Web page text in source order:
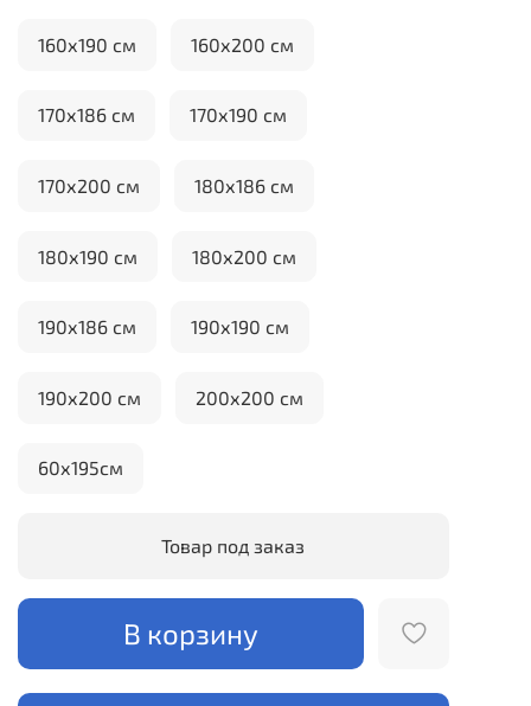
Товар под заказ
В корзину
160х190 см 160х200 см
170х186 см 170х190 см
170х200 см 180х186 см
180х190 см 180х200 см
190х186 см 190х190 см
190х200 см 200х200 см
60х195см